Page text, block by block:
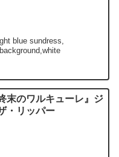
blue sundress,
末のワルキューレ』ジ
・リッパー